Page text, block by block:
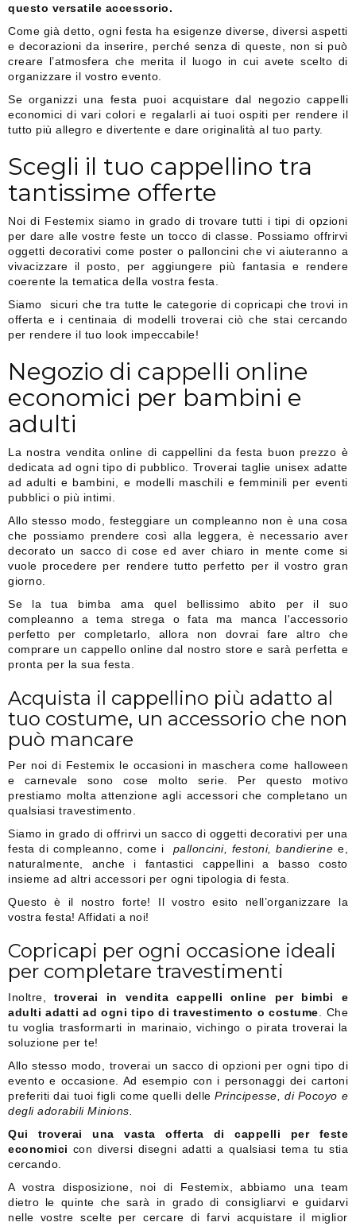
questo versatile accessorio.
Come già detto, ogni festa ha esigenze diverse, diversi aspetti
e decorazioni da inserire, perché senza di queste, non si può
creare l’atmosfera che merita il luogo in cui avete scelto di
organizzare il vostro evento.
Se organizzi una festa puoi acquistare dal negozio cappelli
economici di vari colori e regalarli ai tuoi ospiti per rendere il
tutto più allegro e divertente e dare originalità al tuo party.
Scegli il tuo cappellino tra
tantissime offerte
Noi di Festemix siamo in grado di trovare tutti i tipi di opzioni
per dare alle vostre feste un tocco di classe. Possiamo offrirvi
oggetti decorativi come poster o palloncini che vi aiuteranno a
vivacizzare il posto, per aggiungere più fantasia e rendere
coerente la tematica della vostra festa.
Siamo sicuri che tra tutte le categorie di copricapi che trovi in
offerta e i centinaia di modelli troverai ciò che stai cercando
per rendere il tuo look impeccabile!
Negozio di cappelli online
economici per bambini e
adulti
La nostra vendita online di cappellini da festa buon prezzo è
dedicata ad ogni tipo di pubblico. Troverai taglie unisex adatte
ad adulti e bambini, e modelli maschili e femminili per eventi
pubblici o più intimi.
Allo stesso modo, festeggiare un compleanno non è una cosa
che possiamo prendere così alla leggera, è necessario aver
decorato un sacco di cose ed aver chiaro in mente come si
vuole procedere per rendere tutto perfetto per il vostro gran
giorno.
Se la tua bimba ama quel bellissimo abito per il suo
compleanno a tema strega o fata ma manca l'accessorio
perfetto per completarlo, allora non dovrai fare altro che
comprare un cappello online dal nostro store e sarà perfetta e
pronta per la sua festa.
Acquista il cappellino più adatto al
tuo costume, un accessorio che non
può mancare
Per noi di Festemix le occasioni in maschera come halloween
e carnevale sono cose molto serie. Per questo motivo
prestiamo molta attenzione agli accessori che completano un
qualsiasi travestimento.
Siamo in grado di offrirvi un sacco di oggetti decorativi per una
festa di compleanno, come i
palloncini, festoni, bandierine e,
naturalmente, anche i fantastici cappellini a basso costo
insieme ad altri accessori per ogni tipologia di festa.
Questo è il nostro forte! Il vostro esito nell’organizzare la
vostra festa! Affidati a noi!
Copricapi per ogni occasione ideali
per completare travestimenti
Inoltre, troverai in vendita cappelli online per bimbi e
adulti adatti ad ogni tipo di travestimento o costume . Che
tu voglia trasformarti in marinaio, vichingo o pirata troverai la
soluzione per te!
Allo stesso modo, troverai un sacco di opzioni per ogni tipo di
evento e occasione. Ad esempio con i personaggi dei cartoni
preferiti dai tuoi figli come quelli dellePrincipesse, di Pocoyo e
degli adorabili Minions.
Qui troverai una vasta offerta di cappelli per feste
economici con diversi disegni adatti a qualsiasi tema tu stia
cercando.
A vostra disposizione, noi di Festemix, abbiamo una team
dietro le quinte che sarà in grado di consigliarvi e guidarvi
nelle vostre scelte per cercare di farvi acquistare il miglior